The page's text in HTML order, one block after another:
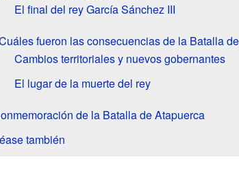
El final del rey García Sánchez III
fueron las consecuencias de la Batalla
Cambios territoriales y nuevos gobernantes
El lugar de la muerte del rey
de la Batalla de Atapuerca
también